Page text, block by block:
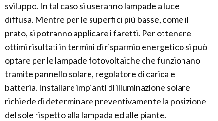
sviluppo. In tal caso si useranno lampade a luce
diffusa. Mentre per le superfici più basse, come il
prato, si potranno applicare i faretti. Per ottenere
ottimi risultati in termini di risparmio energetico si può
optare per le lampade fotovoltaiche che funzionano
tramite pannello solare, regolatore di carica e
batteria. Installare impianti di illuminazione solare
richiede di determinare preventivamente la posizione
del sole rispetto alla lampada ed alle piante.